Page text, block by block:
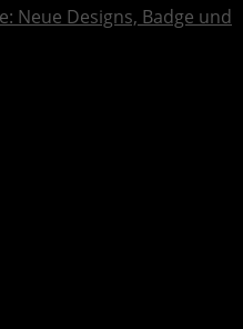
Neue Designs, Badge und